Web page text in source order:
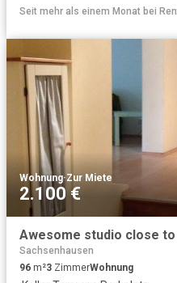
Seit mehr als einem Monat bei
Wohnung·Zur Miete
2.100 €
Awesome studio close
Sachsenhausen
96 m²3 ZimmerWohnung